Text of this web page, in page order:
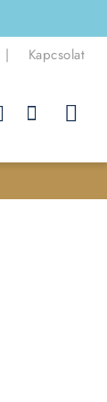
| Kapcsolat